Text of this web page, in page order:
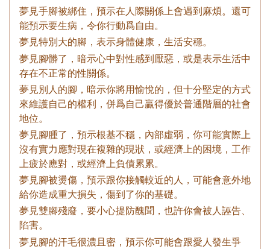
夢見手腳被綁住，預示在人際關係上會遇到麻煩。還可
能預示要生病，令你行動爲自由。
夢見特別大的腳，表示身體健康，生活安穩。
夢見腳髒了，暗示心中對性感到厭惡，或是表示生活中
存在不正常的性關係。
夢見別人的腳，暗示你將用愉悅的，但十分堅定的方式
來維護自己的權利，併爲自己贏得優於普通階層的社會
地位。
夢見腳腫了，預示根基不穩，內部虛弱，你可能實際上
沒有實力應對現在複雜的現狀，或經濟上的困境，工作
上疲於應對，或經濟上負債累累。
夢見腳被燙傷，預示跟你接觸較近的人，可能會意外地
給你造成重大損失，傷到了你的基礎。
夢見雙腳殘廢，要小心提防醜聞，也許你會被人誣告、
陷害。
夢見腳的汗毛很濃且密，預示你可能會跟愛人發生爭